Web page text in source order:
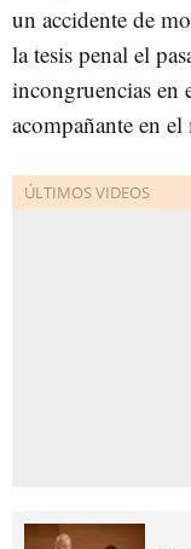
un accidente de
la tesis penal el
incongruencias en
acompañante en